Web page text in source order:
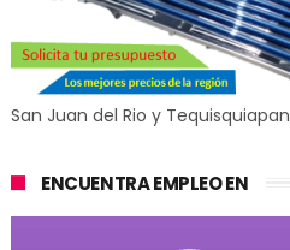
San Juan del Rio y Tequisquiapan
ENCUENTRA EMPLEO EN